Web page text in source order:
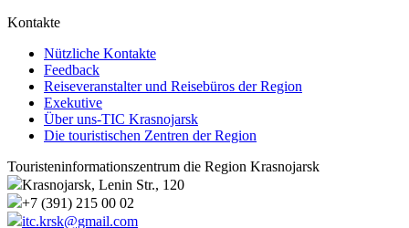
Kontakte
Nützliche Kontakte
Feedback
Reiseveranstalter und Reisebüros der Region
Exekutive
Über uns-TIC Krasnojarsk
Die touristischen Zentren der Region
Touristeninformationszentrum die Region Krasnojarsk
Krasnojarsk, Lenin Str., 120
+7 (391) 215 00 02
itc.krsk@gmail.com